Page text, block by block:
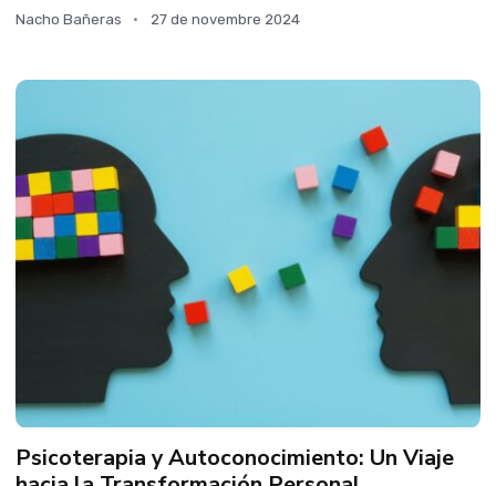
Nacho Bañeras 27 de novembre 2024
Psicoterapia y Autoconocimiento: Un Viaje